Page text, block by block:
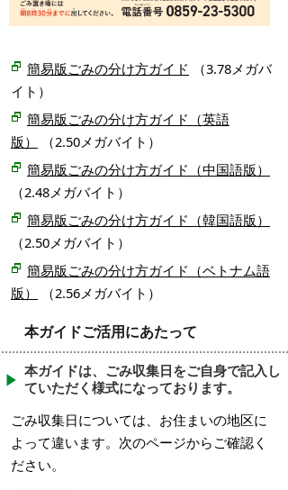
簡易版ごみの分け方ガイド （3.78メガバ
イト）
簡易版ごみの分け方ガイド（英語
版）
（2.50メガバイト）
簡易版ごみの分け方ガイド（中国語版）
（2.48メガバイト）
簡易版ごみの分け方ガイド（韓国語版）
（2.50メガバイト）
簡易版ごみの分け方ガイド（ベトナム語
版）
（2.56メガバイト）
本ガイドご活用にあたって
本ガイドは、ごみ収集日をご自身で記入し
ていただく様式になっております。
ごみ収集日については、お住まいの地区に
よって違います。次のページからご確認く
ださい。